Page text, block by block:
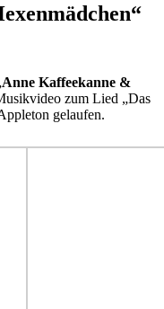
Anne Kaffeekanne &
zum Lied „Das
gelaufen.